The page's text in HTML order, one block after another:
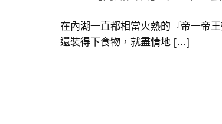
在內湖一直都相當火熱的『帝一帝
還裝得下食物，就盡情地 […]